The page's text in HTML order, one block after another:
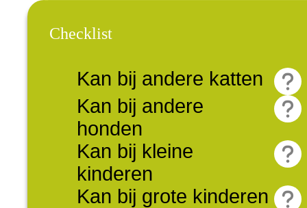
Checklist
Kan bij andere katten
Kan bij andere
honden
Kan bij kleine
kinderen
Kan bij grote kinderen